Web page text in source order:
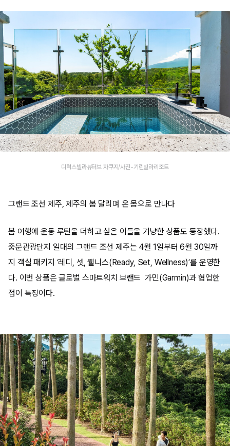
디럭스빌라뷰터브 자쿠지/사진-기린빌라리조트
그랜드 조선 제주, 제주의 봄 달리며 온 몸으로 만나다
봄 여행에 운동 루틴을 더하고 싶은 이들을 겨냥한 상품도 등장했다.
중문관광단지 일대의 그랜드 조선 제주는 4월 1일부터 6월 30일까
지 객실 패키지 ‘레디, 셋, 웰니스(Ready, Set, Wellness)’를 운영한
다. 이번 상품은 글로벌 스마트워치 브랜드 가민(Garmin)과 협업한
점이 특징이다.